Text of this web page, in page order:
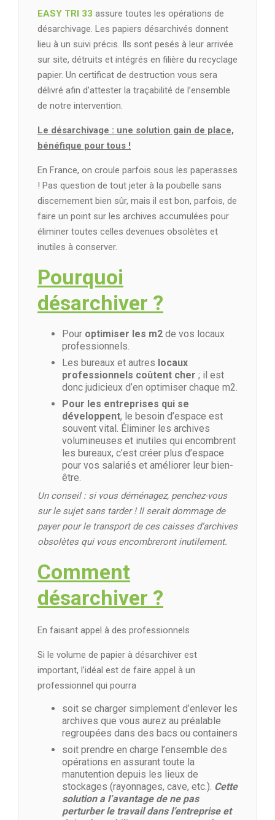
EASY TRI 33 assure toutes les opérations de
désarchivage. Les papiers désarchivés donnent
lieu à un suivi précis. Ils sont pesés à leur arrivée
sur site, détruits et intégrés en filière du recyclage
papier. Un certificat de destruction vous sera
délivré afin d’attester la traçabilité de l’ensemble
de notre intervention.
Le désarchivage : une solution gain de place,
bénéfique pour tous !
En France, on croule parfois sous les paperasses
! Pas question de tout jeter à la poubelle sans
discernement bien sûr, mais il est bon, parfois, de
faire un point sur les archives accumulées pour
éliminer toutes celles devenues obsolètes et
inutiles à conserver.
Pourquoi
désarchiver ?
Pour optimiser les m2 de vos locaux
professionnels.
Les bureaux et autres locaux
professionnels coûtent cher ; il est
donc judicieux d’en optimiser chaque m2.
Pour les entreprises qui se
développent, le besoin d’espace est
souvent vital. Éliminer les archives
volumineuses et inutiles qui encombrent
les bureaux, c’est créer plus d’espace
pour vos salariés et améliorer leur bien-
être.
Un conseil : si vous déménagez, penchez-vous
sur le sujet sans tarder ! Il serait dommage de
payer pour le transport de ces caisses d’archives
obsolètes qui vous encombreront inutilement.
Comment
désarchiver ?
En faisant appel à des professionnels
Si le volume de papier à désarchiver est
important, l’idéal est de faire appel à un
professionnel qui pourra
soit se charger simplement d’enlever les
archives que vous aurez au préalable
regroupées dans des bacs ou containers
soit prendre en charge l’ensemble des
opérations en assurant toute la
manutention depuis les lieux de
stockages (rayonnages, cave, etc.). Cette
solution a l’avantage de ne pas
perturber le travail dans l’entreprise et